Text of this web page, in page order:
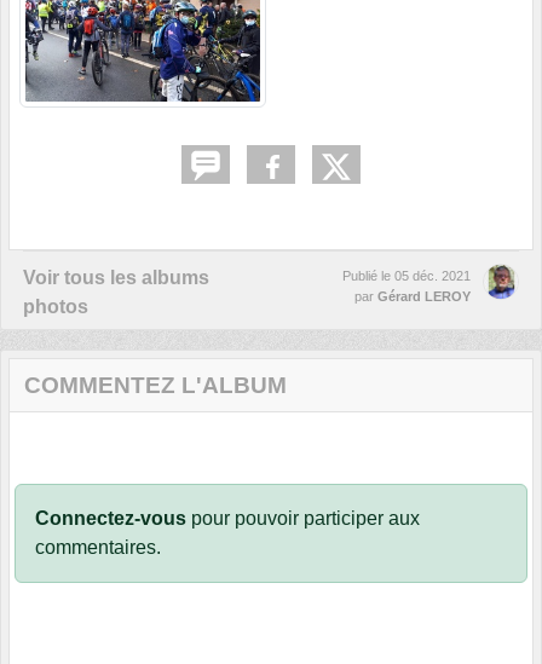
Voir tous les albums
photos
Publié le 05 déc. 2021
par Gérard LEROY
COMMENTEZ L'ALBUM
Connectez-vous pour pouvoir participer aux
commentaires.